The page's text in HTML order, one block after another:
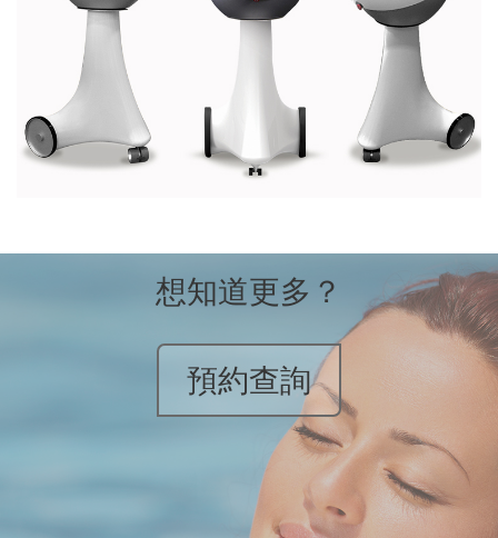
想知道更多？
預約查詢